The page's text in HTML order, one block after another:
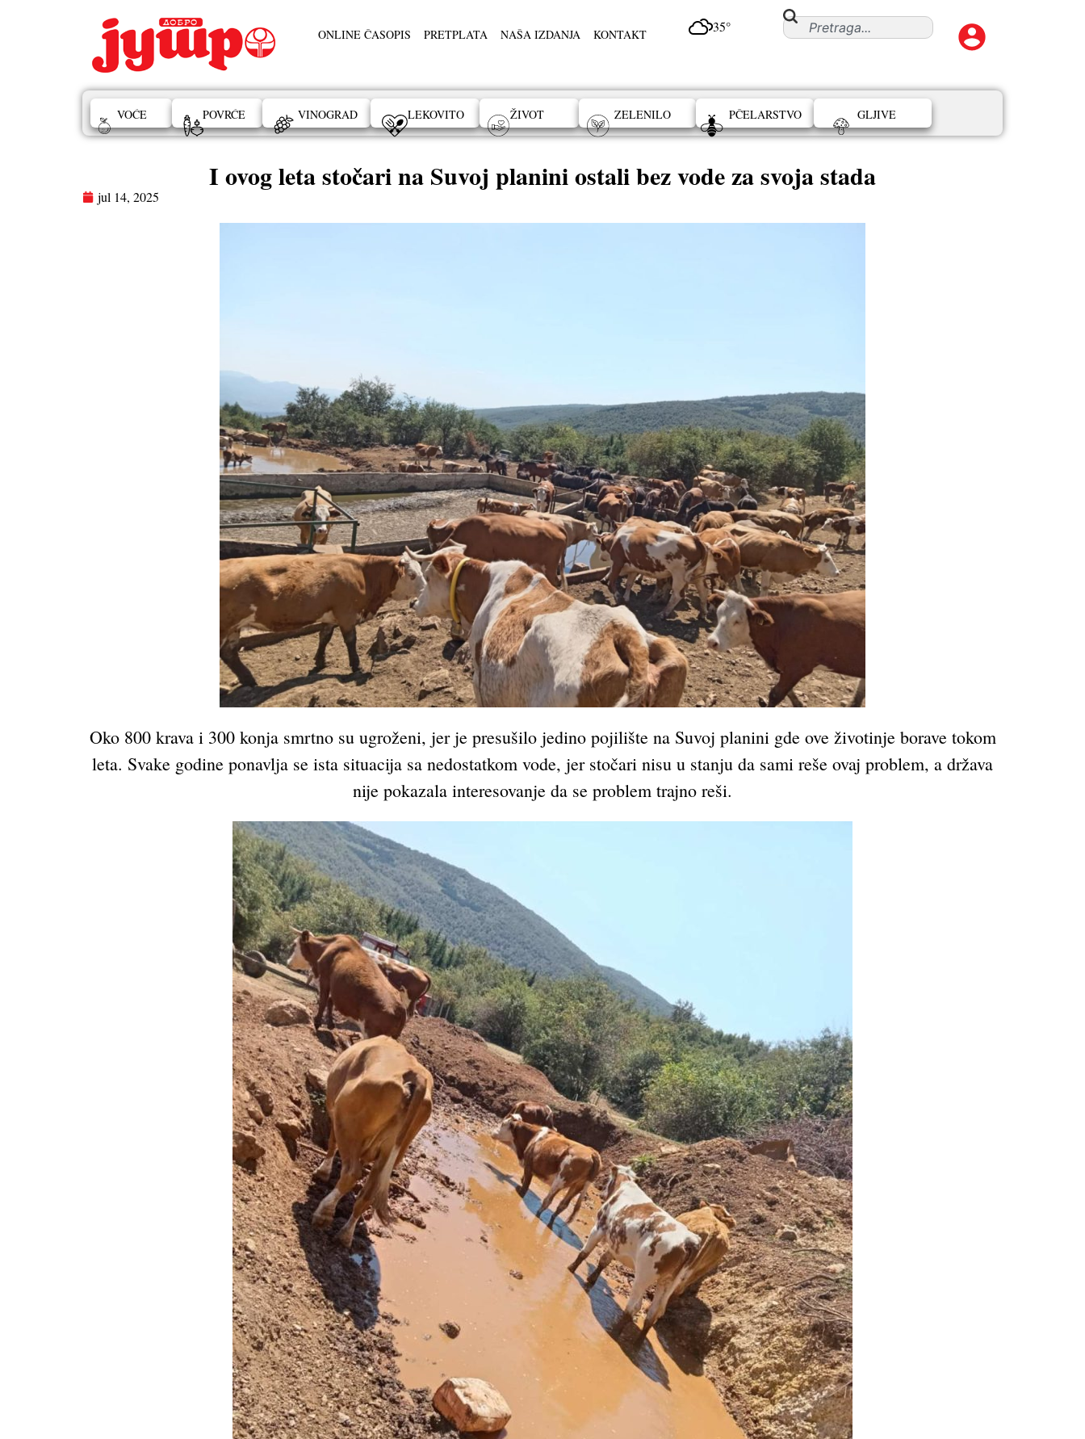
ONLINE ČASOPIS PRETPLATA NAŠA IZDANJA KONTAKT 35°
VOĆE POVRĆE VINOGRAD LEKOVITO ŽIVOT ZELENILO PČELARSTVO GLJIVE
I ovog leta stočari na Suvoj planini ostali bez vode za svoja stada
jul 14, 2025
Oko 800 krava i 300 konja smrtno su ugroženi, jer je presušilo jedino pojilište na Suvoj planini gde ove životinje borave tokom
leta. Svake godine ponavlja se ista situacija sa nedostatkom vode, jer stočari nisu u stanju da sami reše ovaj problem, a država
nije pokazala interesovanje da se problem trajno reši.